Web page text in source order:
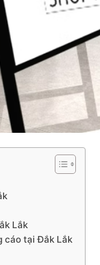
Lắk
cáo tại Đắk Lắk